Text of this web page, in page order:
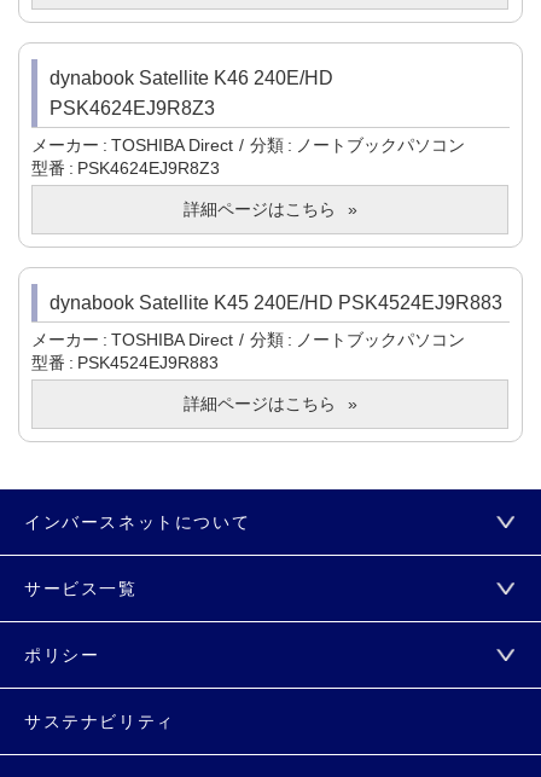
dynabook Satellite K46 240E/HD
PSK4624EJ9R8Z3
メーカー TOSHIBA Direct 分類
ノートブックパソコン
型番
PSK4624EJ9R8Z3
詳細ページはこちら
dynabook Satellite K45 240E/HD PSK4524EJ9R883
メーカー TOSHIBA Direct 分類
ノートブックパソコン
型番
PSK4524EJ9R883
詳細ページはこちら
インバースネットについて
サービス一覧
ポリシー
サステナビリティ